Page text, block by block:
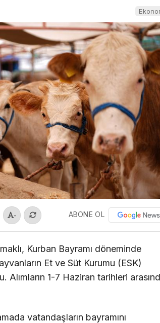
- ABONE OL
Kurban Bayramı döneminde
Et ve Süt Kurumu (ESK)
Alımların 1-7 Haziran tarihleri
vatandaşların bayramını